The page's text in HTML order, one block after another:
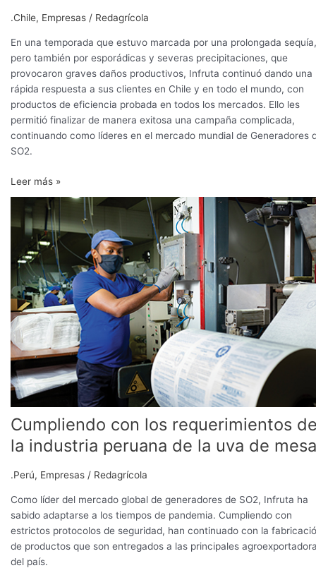
.Chile, Empresas / Redagrícola
En una temporada que estuvo marcada por una prolongada sequía,
pero también por esporádicas y severas precipitaciones, que
provocaron graves daños productivos, Infruta continuó dando una
rápida respuesta a sus clientes en Chile y en todo el mundo, con
productos de eficiencia probada en todos los mercados. Ello les
permitió finalizar de manera exitosa una campaña complicada,
continuando como líderes en el mercado mundial de Generadores
SO2.
Leer más »
Cumpliendo con los requerimientos
la industria peruana de la uva de mesa
.Perú, Empresas / Redagrícola
Como líder del mercado global de generadores de SO2, Infruta ha
sabido adaptarse a los tiempos de pandemia. Cumpliendo con
estrictos protocolos de seguridad, han continuado con la
de productos que son entregados a las principales
del país.
Cumpliendo
con
requerimientos
de
industria
peruana
de
la
uva
de
mesa